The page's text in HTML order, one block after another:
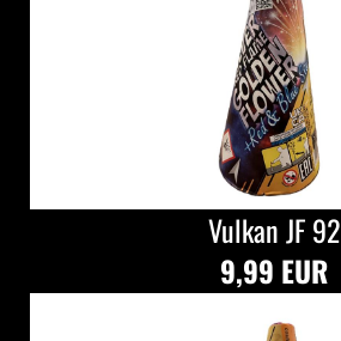
Vulkan JF 92
9,99 EUR